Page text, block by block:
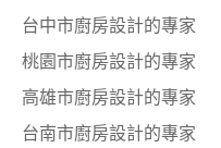
台中市廚房設計的專家
桃園市廚房設計的專家
高雄市廚房設計的專家
台南市廚房設計的專家